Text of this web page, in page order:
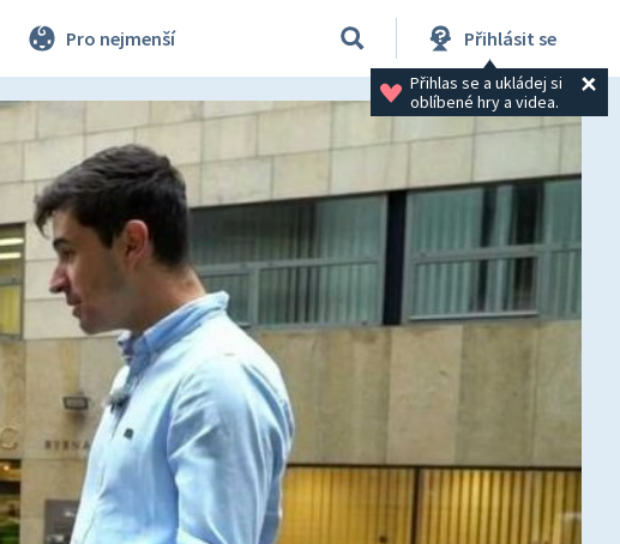
Pro nejmenší Přihlásit se
Přihlas se a ukládej si
oblíbené hry a videa.